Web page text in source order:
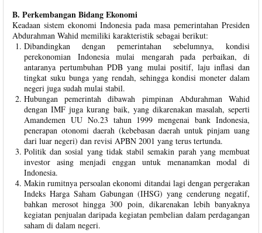
B. Perkembangan Bidang Ekonomi
Keadaan sistem ekonomi Indonesia pada masa pemerintahan Presiden
Abdurahman Wahid memiliki karakteristik sebagai berikut:
Dibandingkan dengan pemerintahan sebelumnya, kondisi
perekonomian Indonesia mulai mengarah pada perbaikan, di
antaranya pertumbuhan PDB yang mulai positif, laju inflasi dan
tingkat suku bunga yang rendah, sehingga kondisi moneter dalam
negeri juga sudah mulai stabil.
Hubungan pemerintah dibawah pimpinan Abdurahman Wahid
dengan IMF juga kurang baik, yang dikarenakan masalah, seperti
Amandemen UU No.23 tahun 1999 mengenai bank Indonesia,
penerapan otonomi daerah (kebebasan daerah untuk pinjam uang
dari luar negeri) dan revisi APBN 2001 yang terus tertunda.
Politik dan sosial yang tidak stabil semakin parah yang membuat
investor asing menjadi enggan untuk menanamkan modal di
Indonesia.
Makin rumitnya persoalan ekonomi ditandai lagi dengan pergerakan
Indeks Harga Saham Gabungan (IHSG) yang cenderung negatif,
bahkan merosot hingga 300 poin, dikarenakan lebih banyaknya
kegiatan penjualan daripada kegiatan pembelian dalam perdagangan
saham di dalam negeri.